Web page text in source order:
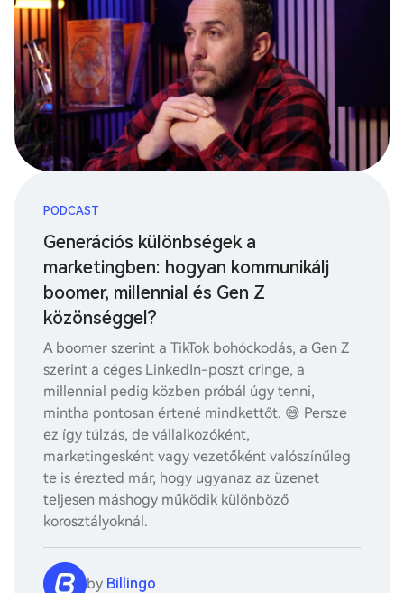
PODCAST
Generációs különbségek a
marketingben: hogyan kommunikálj
boomer, millennial és Gen Z
közönséggel?
A boomer szerint a TikTok bohóckodás, a Gen Z
szerint a céges LinkedIn-poszt cringe, a
millennial pedig közben próbál úgy tenni,
mintha pontosan értené mindkettőt. 😅 Persze
ez így túlzás, de vállalkozóként,
marketingesként vagy vezetőként valószínűleg
te is érezted már, hogy ugyanaz az üzenet
teljesen máshogy működik különböző
korosztályoknál.
by Billingo